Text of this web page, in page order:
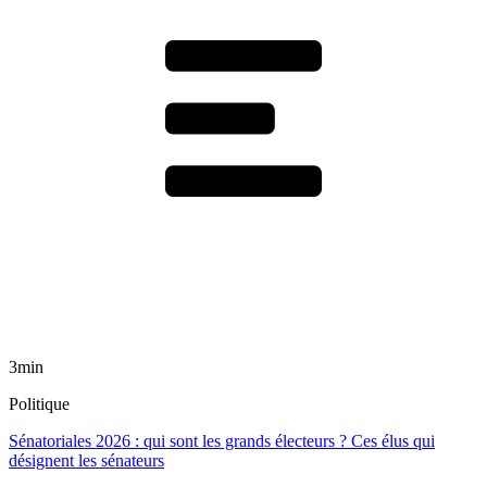
3min
Politique
Sénatoriales 2026 : qui sont les grands électeurs ? Ces élus qui
désignent les sénateurs